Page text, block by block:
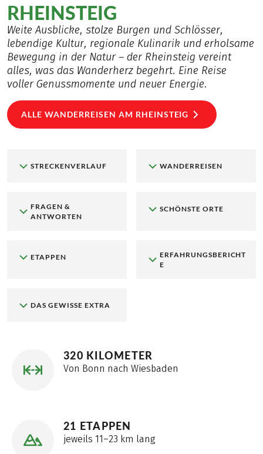
RHEINSTEIG
Weite Ausblicke, stolze Burgen und Schlösser,
lebendige Kultur, regionale Kulinarik und erholsame
Bewegung in der Natur – der Rheinsteig vereint
alles, was das Wanderherz begehrt. Eine Reise
voller Genussmomente und neuer Energie.
ALLE WANDERREISEN AM RHEINSTEIG
STRECKENVERLAUF WANDERREISEN
FRAGEN &
ANTWORTEN
SCHÖNSTE ORTE
ETAPPEN
ERFAHRUNGSBERICHT
E
DAS GEWISSE EXTRA
320 KILOMETER
Von Bonn nach Wiesbaden
21 ETAPPEN
jeweils 11–23 km lang